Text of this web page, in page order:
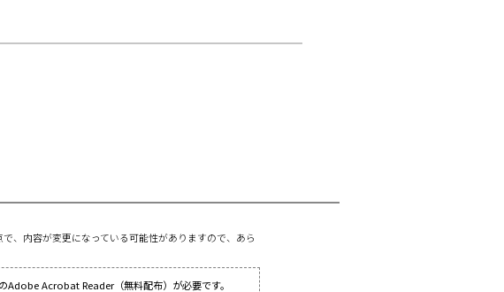
、内容が変更になっている可能性がありますので、あら
Adobe Acrobat Reader（無料配布）が必要です。